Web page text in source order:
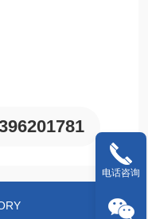
电话咨询